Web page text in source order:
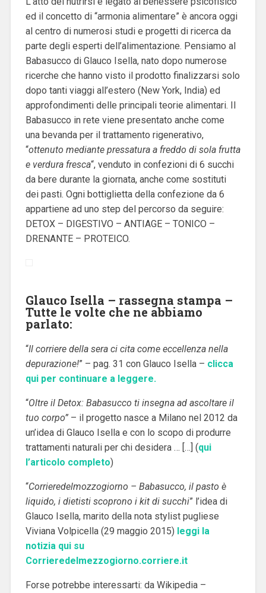
ed il concetto di “armonia alimentare” è ancora oggi
al centro di numerosi studi e progetti di ricerca da
parte degli esperti dell’alimentazione. Pensiamo al
Babasucco di Glauco Isella, nato dopo numerose
ricerche che hanno visto il prodotto finalizzarsi solo
dopo tanti viaggi all’estero (New York, India) ed
approfondimenti delle principali teorie alimentari. Il
Babasucco in rete viene presentato anche come
una bevanda per il trattamento rigenerativo,
“ottenuto mediante pressatura a freddo di sola frutta
e verdura fresca“, venduto in confezioni di 6 succhi
da bere durante la giornata, anche come sostituti
dei pasti. Ogni bottiglietta della confezione da 6
appartiene ad uno step del percorso da seguire:
DETOX – DIGESTIVO – ANTIAGE – TONICO –
DRENANTE – PROTEICO.
Glauco Isella – rassegna stampa –
Tutte le volte che ne abbiamo
parlato:
“Il corriere della sera ci cita come eccellenza nella
depurazione!” – pag. 31 con Glauco Isella – clicca
qui per continuare a leggere.
“Oltre il Detox: Babasucco ti insegna ad ascoltare il
tuo corpo”– il progetto nasce a Milano nel 2012 da
un’idea di Glauco Isella e con lo scopo di produrre
trattamenti naturali per chi desidera … […] (qui
l’articolo completo)
“Corrieredelmozzogiorno – Babasucco, il pasto è
liquido, i dietisti scoprono i kit di succhi” l’idea di
Glauco Isella, marito della nota stylist pugliese
Viviana Volpicella (29 maggio 2015) leggi la
notizia qui su
Corrieredelmezzogiorno.corriere.it
Forse potrebbe interessarti: da Wikipedia –